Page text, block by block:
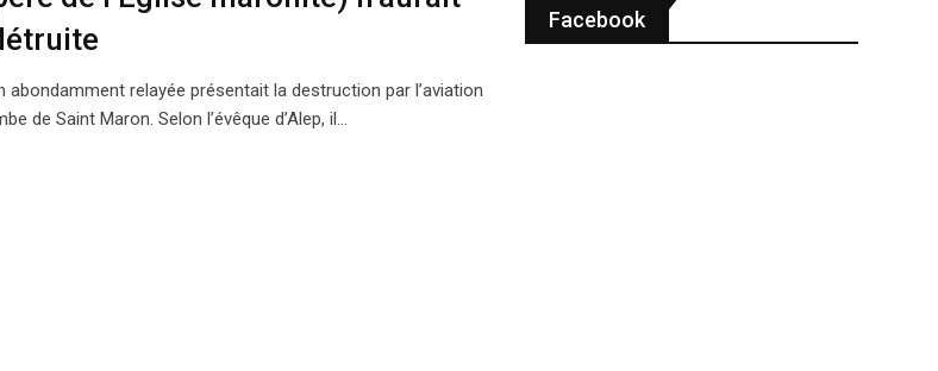
abondamment relayée présentait la destruction par l’aviation
de Saint Maron. Selon l’évêque d’Alep, il…
Facebook